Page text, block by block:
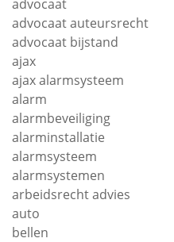
advocaat
advocaat auteursrecht
advocaat bijstand
ajax
ajax alarmsysteem
alarm
alarmbeveiliging
alarminstallatie
alarmsysteem
alarmsystemen
arbeidsrecht advies
auto
bellen